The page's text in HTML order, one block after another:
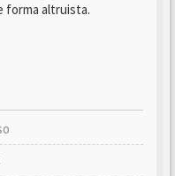
forma altruista.